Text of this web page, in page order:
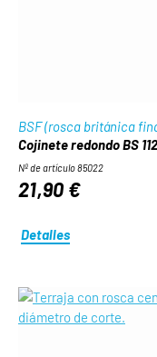
BSF (rosca británica
Cojinete redondo BS
Nº de artículo 85022
21,90 €
Detalles